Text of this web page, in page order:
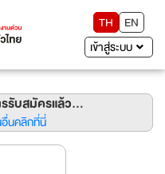
TH
EN
เข้าสู่ระบบ
รับสมัครแล้ว...
อื่นคลิกที่นี่